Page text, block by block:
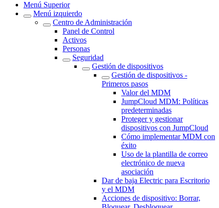
Menú Superior
Menú izquierdo
Centro de Administración
Panel de Control
Activos
Personas
Seguridad
Gestión de dispositivos
Gestión de dispositivos -
Primeros pasos
Valor del MDM
JumpCloud MDM: Políticas
predeterminadas
Proteger y gestionar
dispositivos con JumpCloud
Cómo implementar MDM con
éxito
Uso de la plantilla de correo
electrónico de nueva
asociación
Dar de baja Electric para Escritorio
y el MDM
Acciones de dispositivo: Borrar,